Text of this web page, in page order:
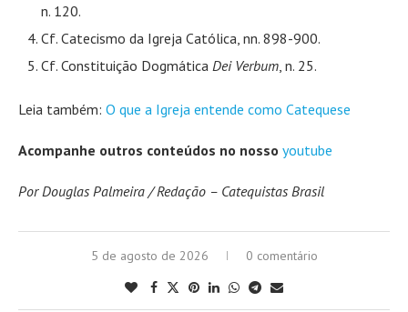
n. 120.
Cf. Catecismo da Igreja Católica, nn. 898-900.
Cf. Constituição Dogmática Dei Verbum , n. 25.
Leia também: O que a Igreja entende como Catequese
Acompanhe outros conteúdos no nosso youtube
Por Douglas Palmeira / Redação – Catequistas Brasil
5 de agosto de 2026 0 comentário